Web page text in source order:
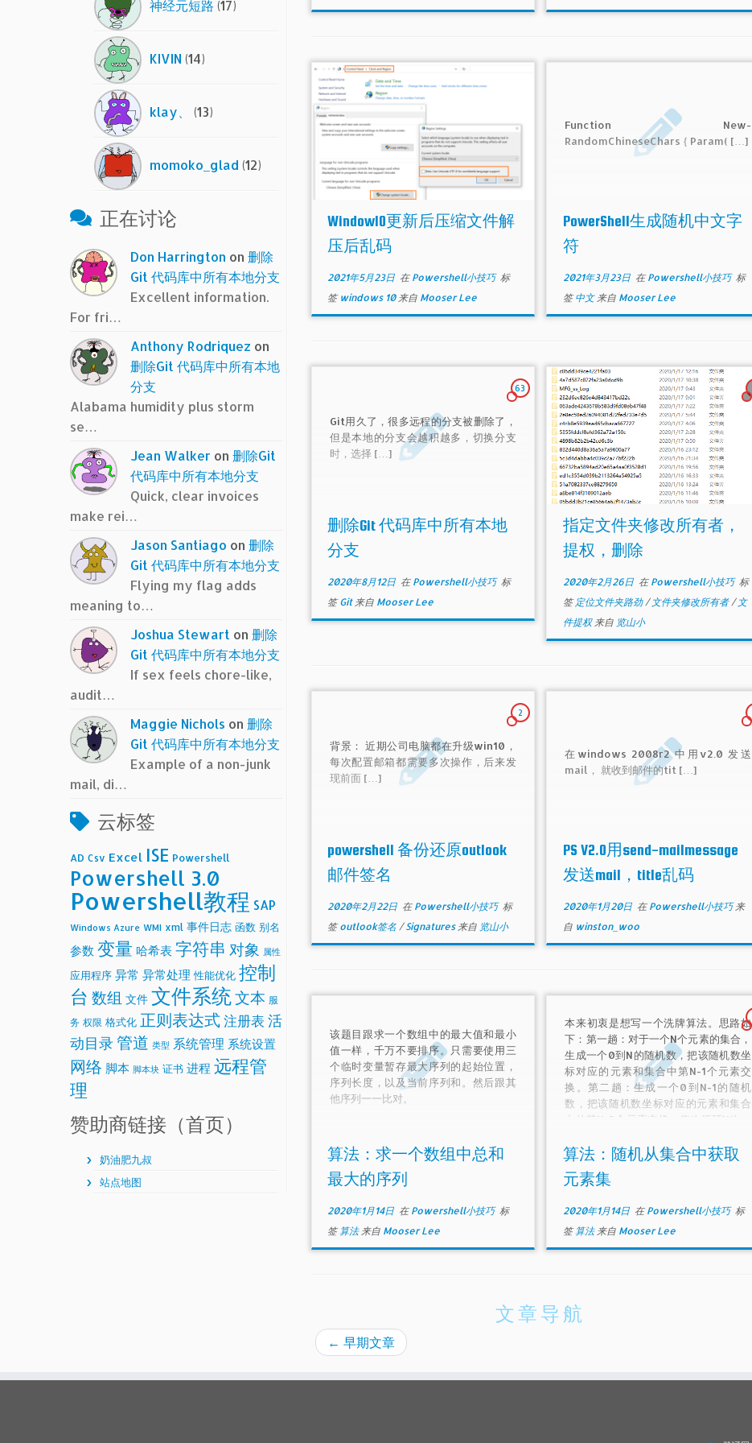
神经元短路 (17)
KIVIN (14)
klay、 (13)
momoko_glad (12)
正在讨论
Don Harrington on 删除
Git 代码库中所有本地分支
Excellent information.
For fri…
Anthony Rodriquez on
删除Git 代码库中所有本地
分支
Alabama humidity plus storm
se…
Jean Walker on 删除Git
代码库中所有本地分支
Quick, clear invoices
make rei…
Jason Santiago on 删除
Git 代码库中所有本地分支
Flying my flag adds
meaning to…
Joshua Stewart on 删除
Git 代码库中所有本地分支
If sex feels chore-like,
audit…
Maggie Nichols on 删除
Git 代码库中所有本地分支
Example of a non-junk
mail, di…
云标签
AD Csv Excel ISE Powershell
Powershell 3.0
Powershell教程 SAP
Windows Azure WMI xml 事件日志 函数 别名
参数 变量 哈希表 字符串 对象 属性
应用程序 异常 异常处理 性能优化 控制
台 数组 文件 文件系统文本 服
务 权限 格式化 正则表达式注册表 活
动目录管道 类型 系统管理 系统设置
网络 脚本 脚本块 证书 进程 远程管
理
赞助商链接（首页）
奶油肥九叔
站点地图
Window10更新后压缩文件解
压后乱码
2021年5月23日 在 Powershell小技巧 标
签 windows 10 来自 Mooser Lee
Function New-
RandomChineseChars { Param( […]
PowerShell生成随机中文字
符
2021年3月23日在 Powershell小技巧 标
签中文 来自 Mooser Lee
63
Git用久了，很多远程的分支被删除了，
但是本地的分支会越积越多，切换分支
时，选择 […]
删除Git 代码库中所有本地
分支
2020年8月12日 在 Powershell小技巧 标
签Git 来自 Mooser Lee
指定文件夹修改所有者，
提权，删除
2020年2月26日在 Powershell小技巧 标
签定位文件夹路劲/ 文件夹修改所有者/ 文
件提权 来自 览山小
2
背景： 近期公司电脑都在升级win10，
每次配置邮箱都需要多次操作，后来发
现前面 […]
powershell 备份还原outlook
邮件签名
2020年2月22日 在 Powershell小技巧 标
签outlook签名/Signatures 来自 览山小
在windows 2008r2 中用v2.0 发送
mail， 就收到邮件的tit […]
PS V2.0用send-mailmessage
发送mail，title乱码
2020年1月20日在 Powershell小技巧来
自 winston_woo
该题目跟求一个数组中的最大值和最小
值一样，千万不要排序。只需要使用三
个临时变量暂存最大序列的起始位置，
序列长度，以及当前序列和。然后跟其
他序列一一比对。
算法：求一个数组中总和
最大的序列
2020年1月14日 在 Powershell小技巧 标
签算法 来自 Mooser Lee
本来初衷是想写一个洗牌算法。思路如
下：第一趟：对于一个N个元素的集合，
生成一个0到N的随机数，把该随机数坐
标对应的元素和集合中第N-1个元素交
换。第二趟：生成一个0到N-1的随机
数，把该随机数坐标对应的元素和集合
中的第N-2个元素交换。依次循环N次。
O（1）
算法：随机从集合中获取
元素集
2020年1月14日在 Powershell小技巧 标
签算法 来自 Mooser Lee
文章导航
← 早期文章